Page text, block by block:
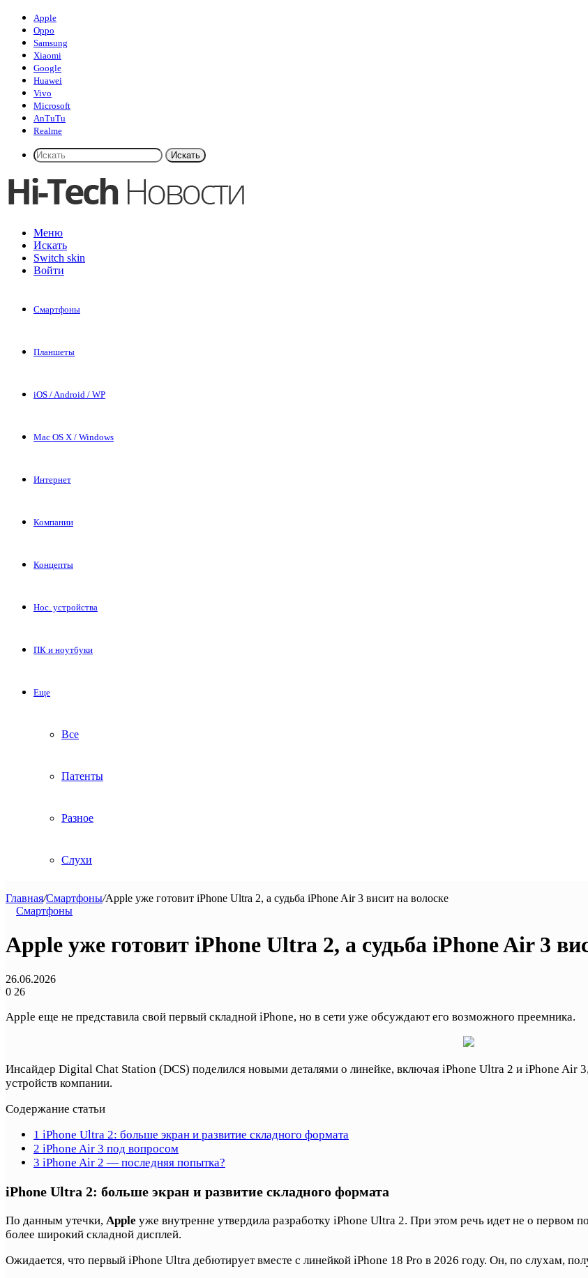
Apple
Oppo
Samsung
Xiaomi
Google
Huawei
Vivo
Microsoft
AnTuTu
Realme
Искать
Меню
Искать
Switch skin
Войти
Смартфоны
Планшеты
iOS / Android / WP
Mac OS X / Windows
Интернет
Компании
Концепты
Нос. устройства
ПК и ноутбуки
Еще
Все
Патенты
Разное
Слухи
Главная/Смартфоны/Apple уже готовит iPhone Ultra 2, а судьба iPhone Air 3 висит на волоске
Смартфоны
Apple уже готовит iPhone Ultra 2, а судьба iPhone Air 3
26.06.2026
0 26
Apple еще не представила свой первый складной iPhone, но в сети уже обсуждают его возможного преемника.
Инсайдер Digital Chat Station (DCS) поделился новыми деталями о линейке, включая iPhone Ultra 2 и iPhone Air 3,
устройств компании.
Содержание статьи
1 iPhone Ultra 2: больше экран и развитие складного формата
2 iPhone Air 3 под вопросом
3 iPhone Air 2 — последняя попытка?
iPhone Ultra 2: больше экран и развитие складного формата
По данным утечки, Apple уже внутренне утвердила разработку iPhone Ultra 2. При этом речь идет не о первом
более широкий складной дисплей.
Ожидается, что первый iPhone Ultra дебютирует вместе с линейкой iPhone 18 Pro в 2026 году. Он, по слухам,